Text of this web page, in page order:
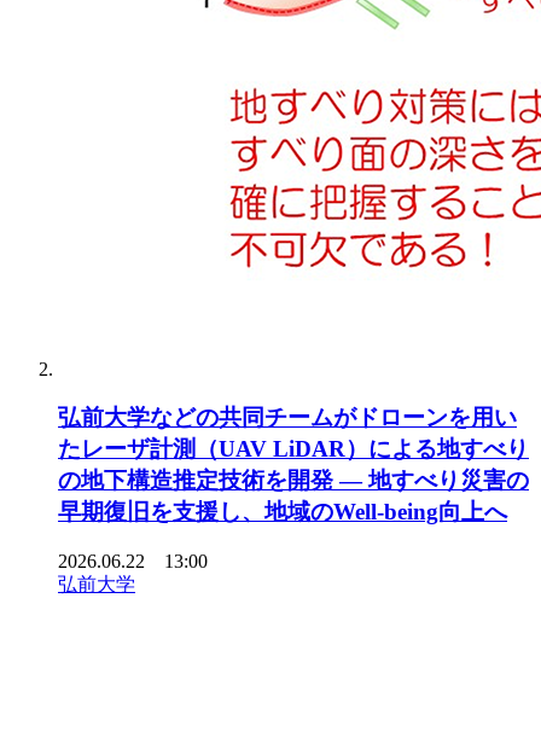
弘前大学などの共同チームがドローンを用い
たレーザ計測（UAV LiDAR）による地すべり
の地下構造推定技術を開発 ― 地すべり災害の
早期復旧を支援し、地域のWell-being向上へ
2026.06.22 13:00
弘前大学